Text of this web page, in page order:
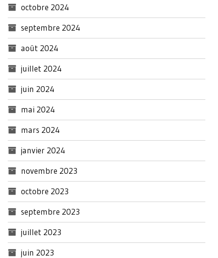
octobre 2024
septembre 2024
août 2024
juillet 2024
juin 2024
mai 2024
mars 2024
janvier 2024
novembre 2023
octobre 2023
septembre 2023
juillet 2023
juin 2023